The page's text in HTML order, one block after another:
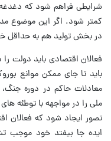
شرایطی فراهم شود که دغدغه
کمتر شود. اگر این موضوع مد
در بخش تولید هم به حداقل
فعالان اقتصادی باید دولت
باید تا جای ممکن موانع
معادلات حاکم در دوره
ملی را در مواجهه با توطئه
تصور ایجاد شود که فعالان
ایده جا بیفتد خود موجب